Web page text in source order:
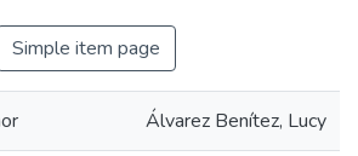
Simple item page
Álvarez Benítez, Lucy